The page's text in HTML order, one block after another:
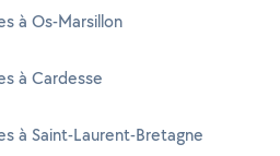
à Os-Marsillon
à Cardesse
à Saint-Laurent-Bretagne